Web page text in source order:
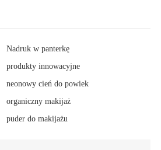
Nadruk w panterkę
produkty innowacyjne
neonowy cień do powiek
organiczny makijaż
puder do makijażu